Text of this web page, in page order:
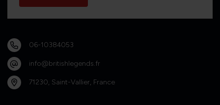
06-10384053
info@britishlegends.fr
71230, Saint-Vallier, France